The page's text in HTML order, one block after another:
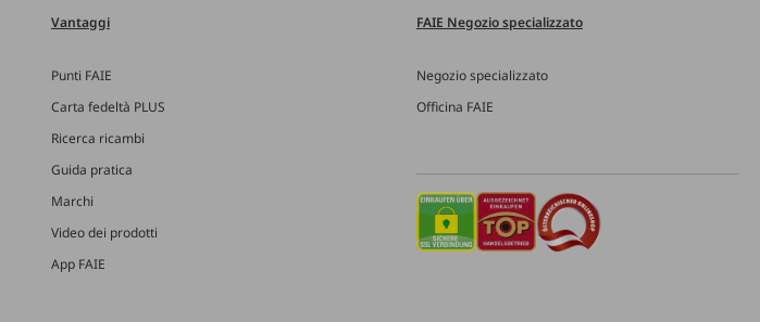
Vantaggi
Punti FAIE
Carta fedeltà PLUS
Ricerca ricambi
Guida pratica
Marchi
Video dei prodotti
App FAIE
FAIE Negozio specializzato
Negozio specializzato
Officina FAIE